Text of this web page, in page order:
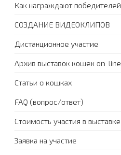
Как награждают победителей
СОЗДАНИЕ ВИДЕОКЛИПОВ
Дистанционное участие
Архив выставок кошек on-line
Статьи о кошках
FAQ (вопрос/ответ)
Стоимость участия в выставке
Заявка на участие